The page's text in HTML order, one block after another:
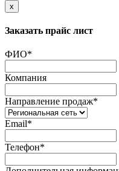
x
Заказать прайс лист
ФИО*
Компания
Направление продаж*
Email*
Телефон*